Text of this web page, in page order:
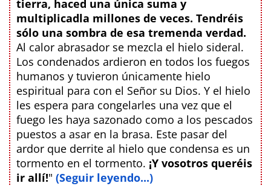
tierra, haced una única suma y
multiplicadla millones de veces. Tendréis
sólo una sombra de esa tremenda verdad.
Al calor abrasador se mezcla el hielo sideral.
Los condenados ardieron en todos los fuegos
humanos y tuvieron únicamente hielo
espiritual para con el Señor su Dios. Y el hielo
les espera para congelarles una vez que el
fuego les haya sazonado como a los pescados
puestos a asar en la brasa. Este pasar del
ardor que derrite al hielo que condensa es un
tormento en el tormento. ¡Y vosotros queréis
ir allí!" (Seguir leyendo...)